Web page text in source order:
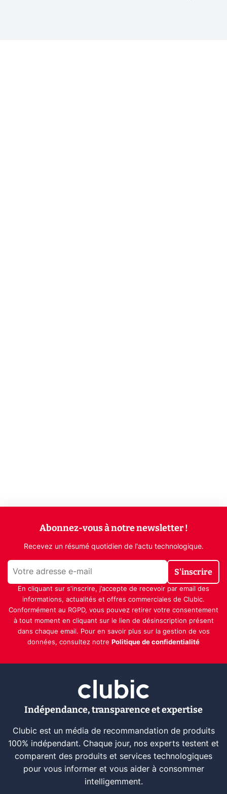
Abonnez-vous à notre newsletter !
Recevez un résumé quotidien de l'actu technologique.
S'inscrire
En cliquant sur s'inscrire, j’accepte de recevoir par email des
informations, actualités et offres commerciales de Clubic.
Conformément au RGPD, vous pouvez retirer votre consentement
à tout moment en cliquant sur le lien de désinscription présent
dans chaque email. Pour en savoir plus sur la gestion de vos
données, consultez notre Politique de confidentialité
Indépendance, transparence et expertise
Clubic est un média de recommandation de produits
100% indépendant. Chaque jour, nos experts testent et
comparent des produits et services technologiques
pour vous informer et vous aider à consommer
intelligemment.